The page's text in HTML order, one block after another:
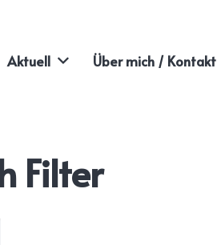
Aktuell Über mich / Kontakt
Filter